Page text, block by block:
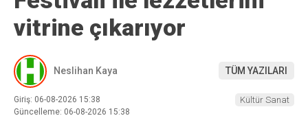
vitrine çıkarıyor
Neslihan Kaya TÜM YAZILARI
Giriş: 06-08-2026 15:38
Güncelleme: 06-08-2026 15:38
Kültür Sanat